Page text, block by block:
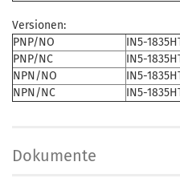
Versionen:
PNP/NO
IN5-
PNP/NC
IN5-
NPN/NO
IN5-
NPN/NC
IN5-
Dokumente